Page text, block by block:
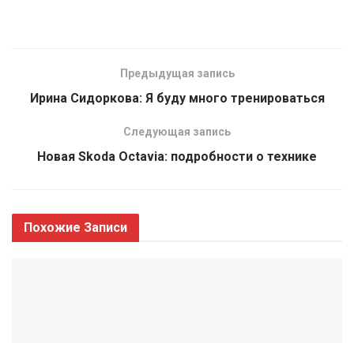
Предыдущая запись
Ирина Сидоркова: Я буду много тренироваться
Следующая запись
Новая Skoda Octavia: подробности о технике
Похожие Записи